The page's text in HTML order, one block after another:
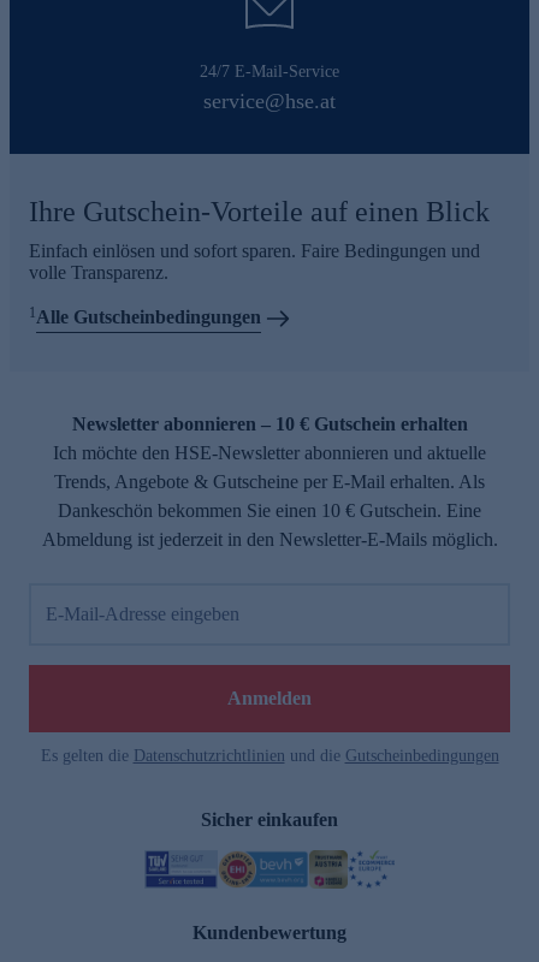
24/7 E-Mail-Service
service@hse.at
Ihre Gutschein-Vorteile auf einen Blick
Einfach einlösen und sofort sparen. Faire Bedingungen und
volle Transparenz.
1Alle Gutscheinbedingungen
Newsletter abonnieren – 10 € Gutschein erhalten
Ich möchte den HSE-Newsletter abonnieren und aktuelle
Trends, Angebote & Gutscheine per E-Mail erhalten. Als
Dankeschön bekommen Sie einen 10 € Gutschein. Eine
Abmeldung ist jederzeit in den Newsletter-E-Mails möglich.
E-Mail-Adresse eingeben
Anmelden
Es gelten die Datenschutzrichtlinien und die Gutscheinbedingungen
Sicher einkaufen
Kundenbewertung